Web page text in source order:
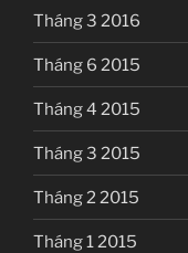
Tháng 3 2016
Tháng 6 2015
Tháng 4 2015
Tháng 3 2015
Tháng 2 2015
Tháng 1 2015